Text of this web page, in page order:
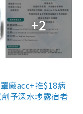
+2
廠acc+推$18病
予深水埗露宿者